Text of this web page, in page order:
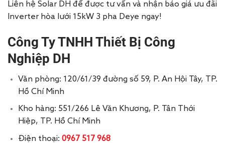
Liên hệ Solar DH để được tư vấn và nhận báo giá ưu đãi
Inverter hòa lưới 15kW 3 pha Deye ngay!
Công Ty TNHH Thiết Bị Công
Nghiệp DH
Văn phòng: 120/61/39 đường số 59, P. An Hội Tây, TP.
Hồ Chí Minh
Kho hàng: 551/266 Lê Văn Khương, P. Tân Thới
Hiệp, TP. Hồ Chí Minh
Điện thoại: 0967 517 968